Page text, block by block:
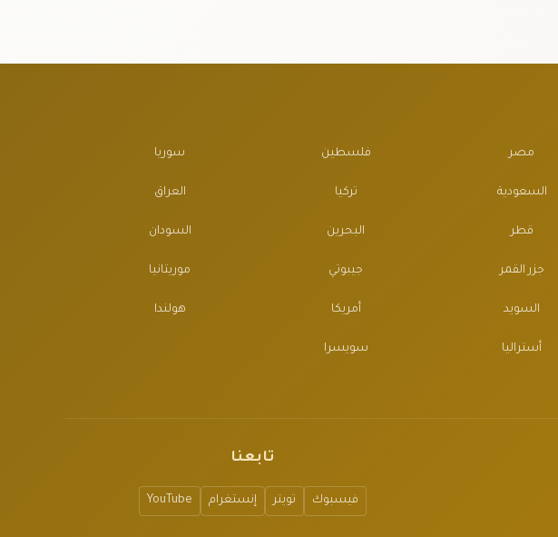
مصر فلسطين سوريا
السعودية تركيا العراق
قطر البحرين السودان
جزر القمر جيبوتي موريتانيا
السويد أمريكا هولندا
أستراليا سويسرا
تابعنا
فيسبوك تويتر إنستغرام YouTube